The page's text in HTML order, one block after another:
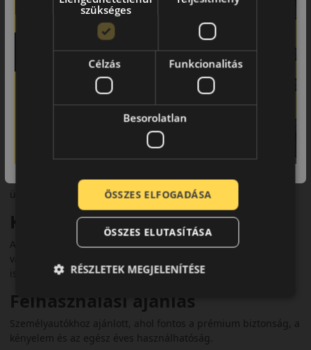
• Megbízható teljesítmény egész évben
Futófelület és tapadás
Az aszimmetrikus futófelületi mintázat és a fejlett lamellázás
biztosítják a megbízható havas és nedves tapadást. A speciális
optimális teljesítményt, csökkentve a fékutat.
Biztonsági jellemzők
Az abroncs rendelkezik 3PMSF és M+S minősítéssel. Az EU
címkéken legtöbb méretben B osztályú nedves tapadást és C
üzemanyag-hatékonyságot kapott, zajszintje kb. 70–71 dB.
Komfort és zajszint
A Celsius AS2 halk és kényelmes futást biztosít, amely ideális
választás a mindennapi közlekedéshez és hosszabb utakhoz
is.
Felhasználási ajánlás
Személyautókhoz ajánlott, ahol fontos a prémium biztonság, a
kényelem és az egész éves használhatóság.
szükséges
Célzás Funkcionalitás
Besorolatlan
ÖSSZES ELFOGADÁSA
ÖSSZES ELUTASÍTÁSA
RÉSZLETEK MEGJELENÍTÉSE